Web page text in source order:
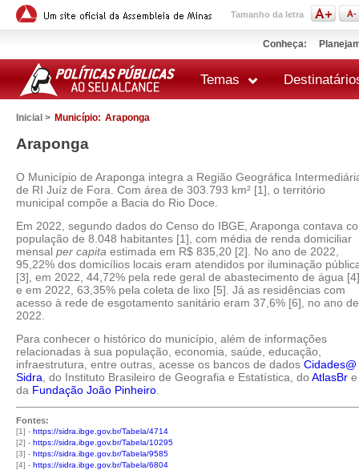
Tamanho da letra
Conheça:
Temas
Inicial > Município: Araponga
Araponga
O Município de Araponga integra a Região Geográfica
de RI Juíz de Fora. Com área de 303.793 km² [1], o território
municipal compõe a Bacia do Rio Doce.
Em 2022, segundo dados do Censo do IBGE, Araponga contava
população de 8.048 habitantes [1], com média de renda domiciliar
mensal per capita estimada em R$ 835,20 [2]. No ano de 2022,
95,22% dos domicílios locais eram atendidos por iluminação
[3], em 2022, 44,72% pela rede geral de abastecimento de água [4]
e em 2022, 63,35% pela coleta de lixo [5]. Já as residências com
acesso à rede de esgotamento sanitário eram 37,6% [6], no ano de
2022.
Para conhecer o histórico do município, além de informações
relacionadas à sua população, economia, saúde, educação,
infraestrutura, entre outras, acesse os bancos de dados Cidades@
Sidra , do Instituto Brasileiro de Geografia e Estatística, doAtlasBr e
da Fundação João Pinheiro
Fontes:
[1] - https://sidra.ibge.gov.br/Tabela/4714
[2] - https://sidra.ibge.gov.br/Tabela/10295
[3] - https://sidra.ibge.gov.br/Tabela/9585
[4] - https://sidra.ibge.gov.br/Tabela/6804